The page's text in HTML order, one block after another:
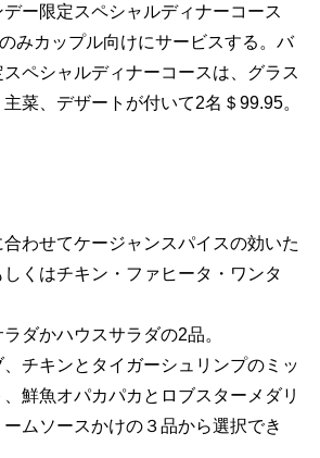
ー限定スペシャルディナーコース
みカップル向けにサービスする。バ
ペシャルディナーコースは、グラス
菜、デザートが付いて2名＄99.95。
わせてケージャンスパイスの効いた
くはチキン・ファヒータ・ワンタ
ダかハウスサラダの2品。
チキンとタイガーシュリンプのミッ
鮮魚オパカパカとロブスターメダリ
ムソースかけの３品から選択でき